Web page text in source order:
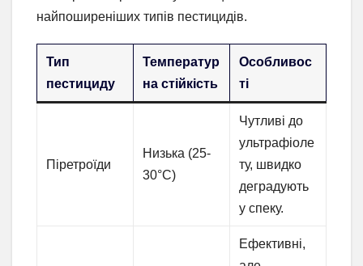
найпоширеніших типів пестицидів.
Тип
пестициду
Температур
на стійкість
Особливос
ті
Піретроїди
Низька (25-
30°C)
Чутливі до
ультрафіоле
ту, швидко
деградують
у спеку.
Ефективні,